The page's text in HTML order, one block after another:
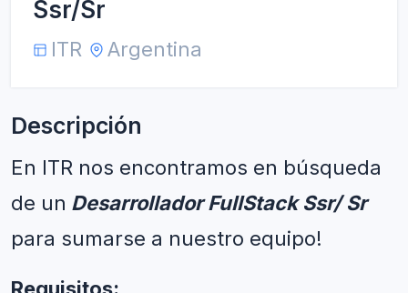
Ssr/Sr
ITR Argentina
Descripción
En ITR nos encontramos en búsqueda
de un
Desarrollador FullStack Ssr/ Sr
para sumarse a nuestro equipo!
Requisitos: